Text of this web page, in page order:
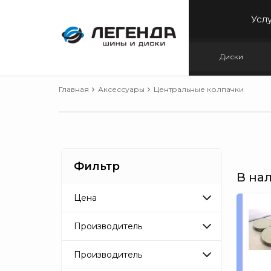
Диски
Главная Аксессуары Центральные колпачки
Фильтр
Цена
Производитель
0000-000000000000
Производитель
В